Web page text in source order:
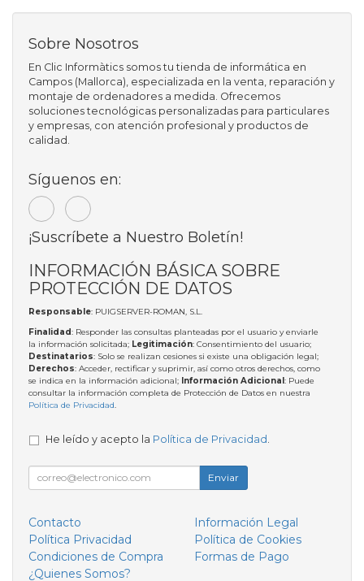
Sobre Nosotros
En Clic Informàtics somos tu tienda de informática en
Campos (Mallorca), especializada en la venta, reparación y
montaje de ordenadores a medida. Ofrecemos
soluciones tecnológicas personalizadas para particulares
y empresas, con atención profesional y productos de
calidad.
Síguenos en:
¡Suscríbete a Nuestro Boletín!
INFORMACIÓN BÁSICA SOBRE
PROTECCIÓN DE DATOS
Responsable: PUIGSERVER-ROMAN, S.L.
Finalidad: Responder las consultas planteadas por el usuario y enviarle
la información solicitada; Legitimación: Consentimiento del usuario;
Destinatarios: Solo se realizan cesiones si existe una obligación legal;
Derechos: Acceder, rectificar y suprimir, así como otros derechos, como
se indica en la información adicional; Información Adicional: Puede
consultar la información completa de Protección de Datos en nuestra
Política de Privacidad.
He leído y acepto la Política de Privacidad
Enviar
Contacto
Información Legal
Política Privacidad
Política de Cookies
Condiciones de Compra
Formas de Pago
¿Quienes Somos?